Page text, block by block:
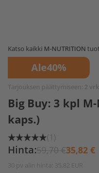
Katso kaikki M-NUTRITION
Ale40%
Tarjouksen päättymiseen: 2
Big Buy: 3 kpl
kaps.)
(1)
Hinta:59,70 €35,82 €
30 pv alin hinta: 35,82 EUR